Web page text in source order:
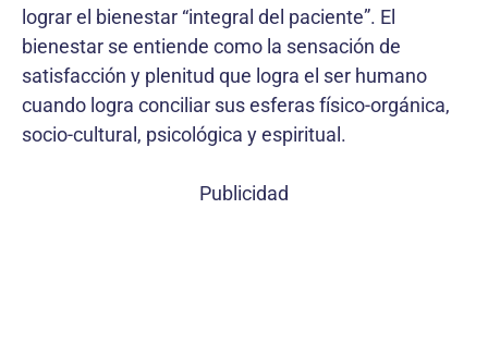
lograr el bienestar “integral del paciente”. El
bienestar se entiende como la sensación de
satisfacción y plenitud que logra el ser humano
cuando logra conciliar sus esferas físico-orgánica,
socio-cultural, psicológica y espiritual.
Publicidad